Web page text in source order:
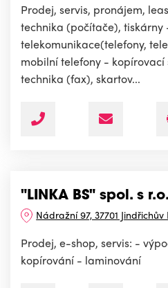
Prodej, servis, pronájem,
technika (počítače), tiskárny
telekomunikace(telefony,
mobilní telefony -
technika (fax), skartov...
"LINKA BS" spol. s r.o.
Nádražní 97, 37701
Prodej, e-shop, servis: -
kopírování - laminování